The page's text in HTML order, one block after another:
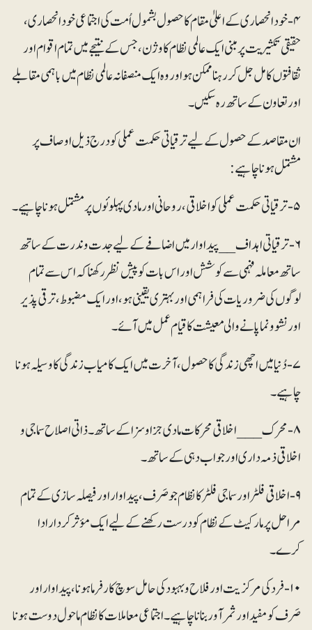
۴- خودانحصاری کے اعلیٰ مقام کا حصول بشمول اُمت کی اجتماعی خود انحصاری،
حقیقی تکثیریت پر مبنی ایک عالمی نظام کا وژن، جس کے نتیجے میں تمام اقوام اور
ثقافتوں کا مل جل کر رہنا ممکن ہو اور وہ ایک منصفانہ عالمی نظام میں باہمی مقابلے
اور تعاون کے ساتھ رہ سکیں۔
ان مقاصد کے حصول کے لیے ترقیاتی حکمت عملی کو درج ذیل اوصاف پر
مشتمل ہونا چاہیے:
۶- ترقیاتی اہداف __ پیداوار میں اضافے کے لیے جدت و ندرت کے ساتھ
ساتھ معاملہ فہمی سے کوشش اور اس بات کو پیش نظر رکھنا کہ اس سے تمام
لوگوں کی ضروریات کی فراہمی اور بہتری یقینی ہو، اور ایک مضبوط، ترقی پذیر
اورنشوونما پانے والی معیشت کا قیام عمل میں آئے۔
۷- دُنیا میں اچھی زندگی کا حصول، آخرت میں ایک کامیاب زندگی کا وسیلہ ہونا
چاہیے۔
۸- محرک ___ اخلاقی محرکات مادی جزا و سزا کے ساتھ۔ ذاتی اصلاح سماجی و
اخلاقی ذمہ داری اور جواب دہی کے ساتھ۔
۹- اخلاقی فلٹر اور سماجی فلٹر کا نظام جو صَرف، پیداوار اور فیصلہ سازی کے تمام
مراحل پر مارکیٹ کے نظام کو درست رکھنے کے لیے ایک مؤثر کردار ادا
کرے۔
۱۰- فرد کی مرکزیت اور فلاح و بہبود کی حامل سوچ کارفرما ہونا، پیداوار اور
صَرف کو مفید اور ثمرآور بنانا چاہیے۔ اجتماعی معاملات کا نظام ماحول دوست ہونا